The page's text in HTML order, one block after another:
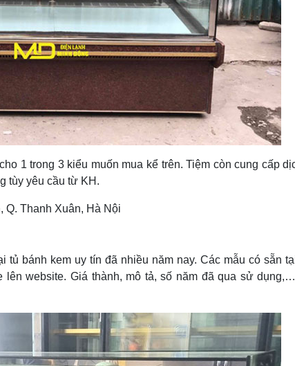
1 trong 3 kiểu muốn mua kể trên. Tiệm còn cung cấp
tùy yêu cầu từ KH.
Thanh Xuân, Hà Nội
tủ bánh kem uy tín đã nhiều năm nay. Các mẫu có sẵn
lên website. Giá thành, mô tả, số năm đã qua sử